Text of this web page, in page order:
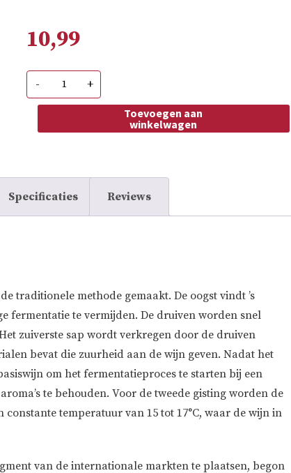
10,99
-
Villa
Conchi
Cava
Rosado
aantal
+
Toevoegen aan
winkelwagen
Specificaties Reviews
traditionele methode gemaakt. De oogst vindt ’s
fermentatie te vermijden. De druiven worden snel
zuiverste sap wordt verkregen door de druiven
bevat die zuurheid aan de wijn geven. Nadat het
om het fermentatieproces te starten bij een
te behouden. Voor de tweede gisting worden de
temperatuur van 15 tot 17°C, waar de wijn in
van de internationale markten te plaatsen, begon